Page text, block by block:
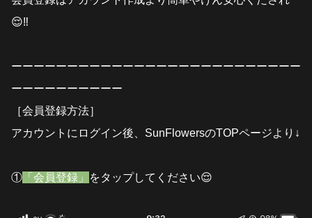
😌‼️
ーーーーーーーーーーーーーーーーーーーーーーーーーー
ーーーーーーーーーー
［会員登録方法］
アカウントにログイン後、SunFlowersのTOPページより↓
① 「会員登録」 をタップしてください😌